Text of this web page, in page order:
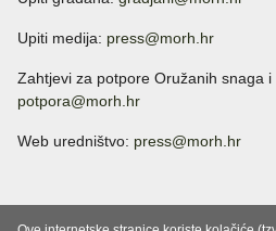
Upiti medija: press@morh.hr
Zahtjevi za potpore Oružanih snaga
potpora@morh.hr
Web uredništvo: press@morh.hr